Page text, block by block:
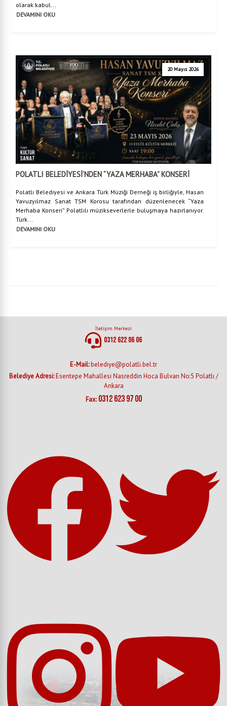
olarak kabul...
DEVAMINI OKU
20 Mayıs 2026
POLATLI BELEDİYESİ’NDEN “YAZA MERHABA” KONSERİ
Polatlı Belediyesi ve Ankara Türk Müziği Derneği iş birliğiyle, Hasan
Yavuzyılmaz Sanat TSM Korosu tarafından düzenlenecek “Yaza
Merhaba Konseri” Polatlılı müzikseverlerle buluşmaya hazırlanıyor.
Türk...
DEVAMINI OKU
İletişim Merkezi
0312 622 06 06
E-Mail:belediye@polatli.bel.tr
Belediye Adresi:Esentepe Mahallesi Nasreddin Hoca Bulvarı No:5 Polatlı /
Ankara
Fax:0312 623 97 00